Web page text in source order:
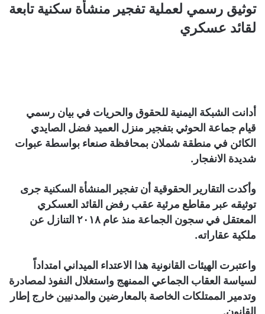
توثيق رسمي لعملية تفجير منشأة سكنية تابعة
لقائد عسكري
أدانت الشبكة اليمنية للحقوق والحريات في بيان رسمي
قيام جماعة الحوثي بتفجير منزل العميد فضل الصايدي
الكائن في منطقة شملان بمحافظة صنعاء بواسطة عبوات
شديدة الانفجار.
وأكدت التقارير الحقوقية أن تفجير المنشأة السكنية جرى
توثيقه عبر مقاطع مرئية عقب رفض القائد العسكري
المعتقل في سجون الجماعة منذ عام ٢٠١٨ التنازل عن
ملكية عقاراته.
واعتبرت الهيئات القانونية هذا الاعتداء الميداني امتداداً
لسياسة العقاب الجماعي الممنهج واستغلال النفوذ لمصادرة
وتدمير الممتلكات الخاصة بالمعارضين والمدنيين خارج إطار
القانون.